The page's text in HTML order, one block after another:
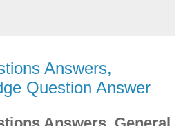
Answers,
Question Answer